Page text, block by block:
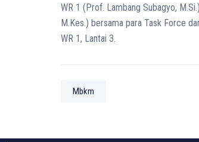
WR 1 (Prof. Lambang Subagyo,
M.Kes.) bersama para Task Force
WR 1, Lantai 3.
Mbkm